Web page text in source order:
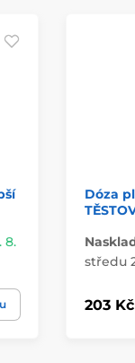
8.
Dóza
středu
203 Kč